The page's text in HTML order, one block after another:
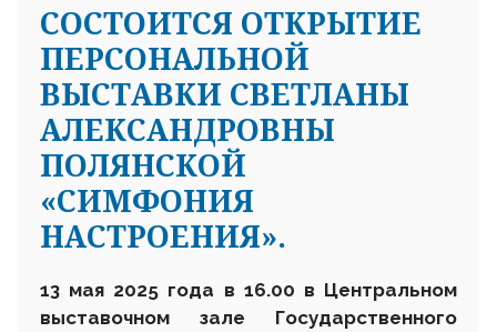
СОСТОИТСЯ ОТКРЫТИЕ
ПЕРСОНАЛЬНОЙ
ВЫСТАВКИ СВЕТЛАНЫ
АЛЕКСАНДРОВНЫ
ПОЛЯНСКОЙ
«СИМФОНИЯ
НАСТРОЕНИЯ».
13 мая 2025 года в 16.00 в Центральном
выставочном зале Государственного